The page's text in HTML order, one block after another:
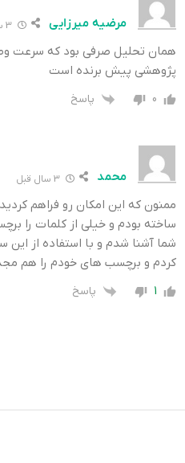
مرضیه میرزایی 3 سال قبل
همان تحلیل صرفی بود که سرعت
پژوهشی پیش برنده است
0 پاسخ
محمد
ممنون که این امکان رو فراهم
ساخته بودم و خیلی از کلمات را
شما آشنا شدم و با استفاده از این
کردم و برچسب های خودم را هم
1 پاسخ